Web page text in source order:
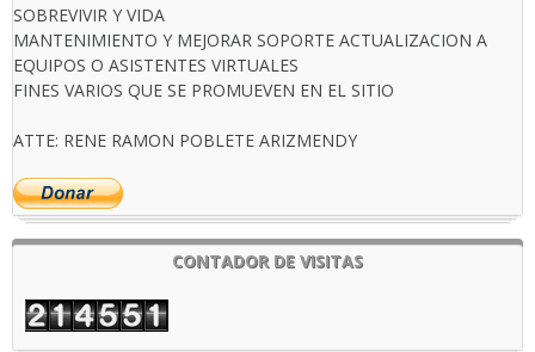
SOBREVIVIR Y VIDA
MANTENIMIENTO Y MEJORAR SOPORTE ACTUALIZACION A
EQUIPOS O ASISTENTES VIRTUALES
FINES VARIOS QUE SE PROMUEVEN EN EL SITIO
ATTE: RENE RAMON POBLETE ARIZMENDY
CONTADOR DE VISITAS